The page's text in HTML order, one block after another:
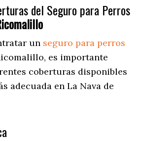
del Seguro para Perros
un seguro para perros
, es importante
coberturas disponibles
adecuada en La Nava de